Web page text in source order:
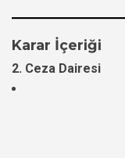
Karar İçeriği
2. Ceza Dairesi